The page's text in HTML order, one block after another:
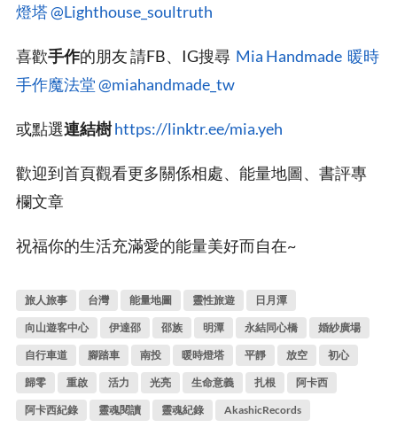
燈塔@Lighthouse_soultruth
喜歡手作的朋友 請FB、IG搜尋 Mia Handmade 暖時
手作魔法堂@miahandmade_tw
或點選連結樹https://linktr.ee/mia.yeh
歡迎到首頁觀看更多關係相處、能量地圖、書評專
欄文章
祝福你的生活充滿愛的能量美好而自在~
旅人旅事 台灣 能量地圖 靈性旅遊 日月潭
向山遊客中心 伊達邵 邵族 明潭 永結同心橋 婚紗廣場
自行車道 腳踏車 南投 暖時燈塔 平靜 放空 初心
歸零 重啟 活力 光亮 生命意義 扎根 阿卡西
阿卡西紀錄 靈魂閱讀 靈魂紀錄 AkashicRecords